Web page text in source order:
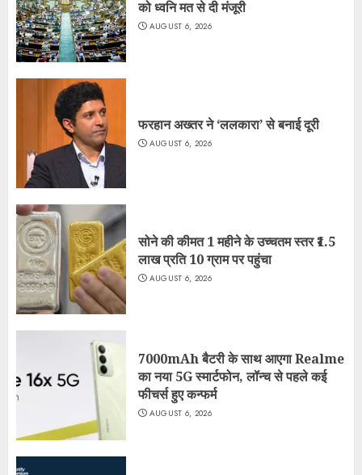
को ध्वनि मत से दी मंजूरी
AUGUST 6, 2026
फरहान अख्तर ने ‘ललकारा’ से बनाई दूरी
AUGUST 6, 2026
सोने की कीमत 1 महीने के उच्चतम स्तर ₹1.5
लाख प्रति 10 ग्राम पर पहुंचा
AUGUST 6, 2026
7000mAh बैटरी के साथ आएगा Realme
का नया 5G स्मार्टफोन, लॉन्च से पहले कई
फीचर्स हुए कन्फर्म
AUGUST 6, 2026